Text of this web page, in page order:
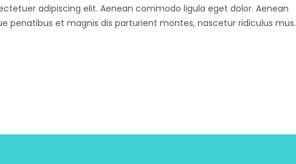
adipiscing elit. Aenean commodo ligula eget dolor. Aenean
penatibus et magnis dis parturient montes, nascetur ridiculus mus.